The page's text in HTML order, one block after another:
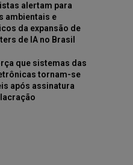
alertam para
ambientais e
da expansão de
de IA no Brasil
que sistemas das
tornam-se
após assinatura